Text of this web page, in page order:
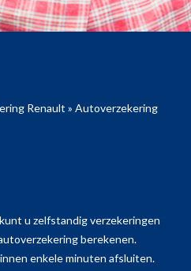
Renault » Autoverzekering
u zelfstandig verzekeringen
berekenen.
enkele minuten afsluiten.